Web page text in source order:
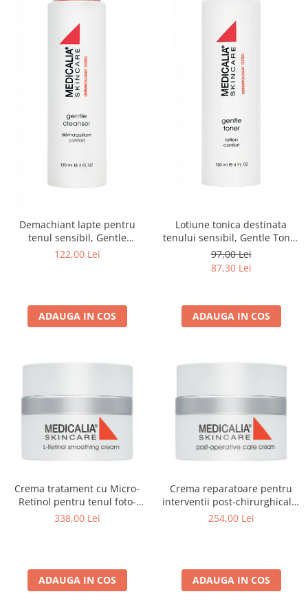
Demachiant lapte pentru
tenul sensibil, Gentle
Cleanser - 120ml
122,00 Lei
ADAUGA IN COS
Lotiune tonica destinata
tenului sensibil, Gentle Toner
- 120ml
97,00 Lei
87,30 Lei
ADAUGA IN COS
Crema tratament cu Micro-
Retinol pentru tenul foto-
imbatranit, L-Retinol
338,00 Lei
ADAUGA IN COS
Crema reparatoare pentru
interventii post-chirurghicale,
Post-Operative Care Cream -
254,00 Lei
ADAUGA IN COS